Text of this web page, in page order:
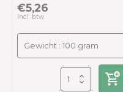
€5,26
Incl. btw